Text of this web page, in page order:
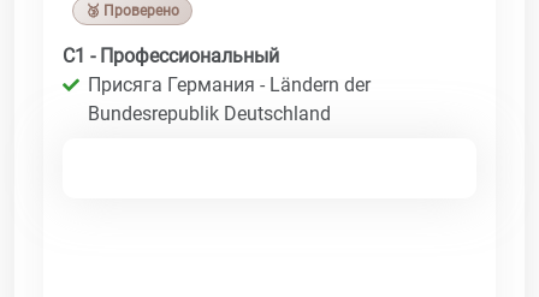
🥉 Проверено
C1 - Профессиональный
Присяга Германия - Ländern der
Bundesrepublik Deutschland